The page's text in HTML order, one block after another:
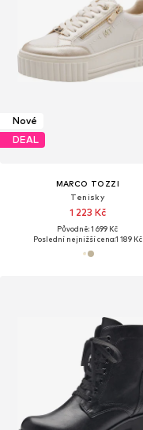
Nové
DEAL
MARCO TOZZI
Tenisky
1 223 Kč
Původně: 1 699 Kč
Poslední nejnižší cena:1 189 Kč